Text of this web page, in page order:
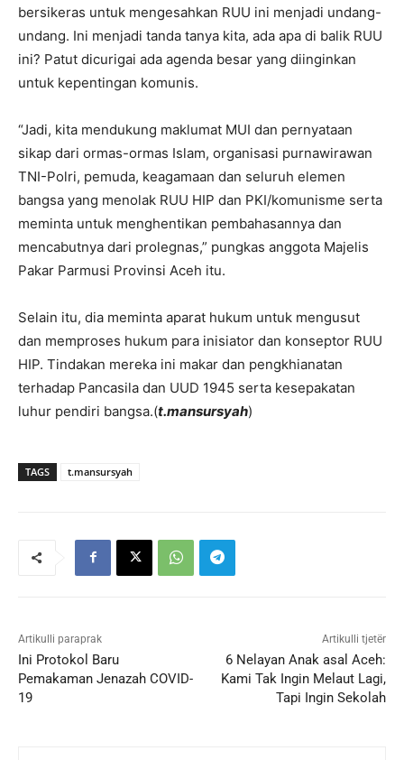
bersikeras untuk mengesahkan RUU ini menjadi undang-
undang. Ini menjadi tanda tanya kita, ada apa di balik RUU
ini? Patut dicurigai ada agenda besar yang diinginkan
untuk kepentingan komunis.
“Jadi, kita mendukung maklumat MUI dan pernyataan
sikap dari ormas-ormas Islam, organisasi purnawirawan
TNI-Polri, pemuda, keagamaan dan seluruh elemen
bangsa yang menolak RUU HIP dan PKI/komunisme serta
meminta untuk menghentikan pembahasannya dan
mencabutnya dari prolegnas,” pungkas anggota Majelis
Pakar Parmusi Provinsi Aceh itu.
Selain itu, dia meminta aparat hukum untuk mengusut
dan memproses hukum para inisiator dan konseptor RUU
HIP. Tindakan mereka ini makar dan pengkhianatan
terhadap Pancasila dan UUD 1945 serta kesepakatan
luhur pendiri bangsa.(t.mansursyah)
TAGS t.mansursyah
Artikulli paraprak
Ini Protokol Baru
Pemakaman Jenazah COVID-
19
Artikulli tjetër
6 Nelayan Anak asal Aceh:
Kami Tak Ingin Melaut Lagi,
Tapi Ingin Sekolah